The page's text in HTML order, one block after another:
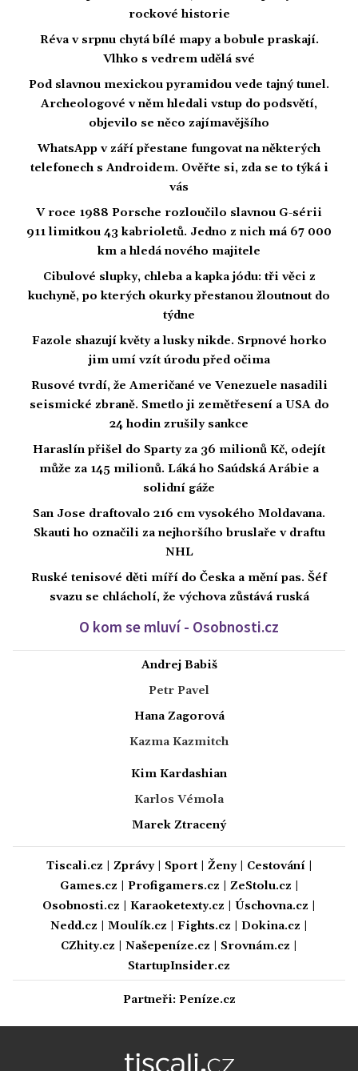
rockové historie
Réva v srpnu chytá bílé mapy a bobule praskají.
Vlhko s vedrem udělá své
Pod slavnou mexickou pyramidou vede tajný tunel.
Archeologové v něm hledali vstup do podsvětí,
objevilo se něco zajímavějšího
WhatsApp v září přestane fungovat na některých
telefonech s Androidem. Ověřte si, zda se to týká i
vás
V roce 1988 Porsche rozloučilo slavnou G-sérii
911 limitkou 43 kabrioletů. Jedno z nich má 67 000
km a hledá nového majitele
Cibulové slupky, chleba a kapka jódu: tři věci z
kuchyně, po kterých okurky přestanou žloutnout do
týdne
Fazole shazují květy a lusky nikde. Srpnové horko
jim umí vzít úrodu před očima
Rusové tvrdí, že Američané ve Venezuele nasadili
seismické zbraně. Smetlo ji zemětřesení a USA do
24 hodin zrušily sankce
Haraslín přišel do Sparty za 36 milionů Kč, odejít
může za 145 milionů. Láká ho Saúdská Arábie a
solidní gáže
San Jose draftovalo 216 cm vysokého Moldavana.
Skauti ho označili za nejhoršího bruslaře v draftu
NHL
Ruské tenisové děti míří do Česka a mění pas. Šéf
svazu se chlácholí, že výchova zůstává ruská
O kom se mluví - Osobnosti.cz
Andrej Babiš
Petr Pavel
Hana Zagorová
Kazma Kazmitch
Kim Kardashian
Karlos Vémola
Marek Ztracený
Tiscali.cz Zprávy| Sport| Ženy| Cestování|
Games.cz
Profigamers.cz ZeStolu.cz
Osobnosti.cz
Karaoketexty.cz Úschovna.cz
Nedd.cz
Moulík.cz Fights.cz Dokina.cz
CZhity.cz
Našepeníze.cz Srovnám.cz
StartupInsider.cz
Partneři: Peníze.cz